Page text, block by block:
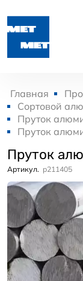
Главная
Сортовой
Пруток
Пруток
Пруток
Артикул. p211405